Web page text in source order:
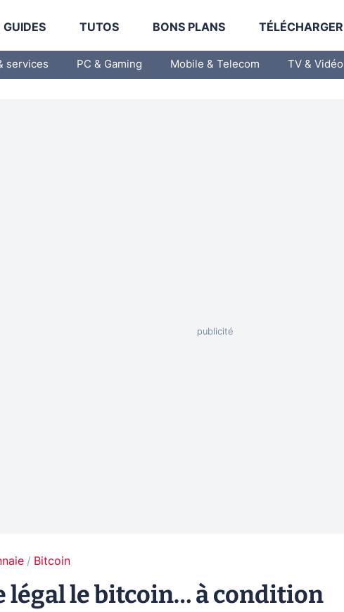
GUIDES TUTOS BONS PLANS TÉLÉCHARGER
services PC & Gaming Mobile & Telecom TV & Vidéo
Bitcoin
légal le bitcoin… à condition